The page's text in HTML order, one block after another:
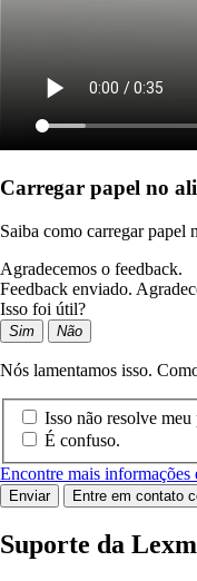
Carregar papel no
Saiba como carregar papel
Agradecemos o feedback.
Feedback enviado.
Isso foi útil?
Sim Não
Nós lamentamos isso.
Isso não resolve meu
É confuso.
Encontre mais
Enviar Entre em contato
Suporte da